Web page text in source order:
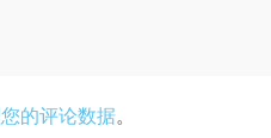
的评论数据。